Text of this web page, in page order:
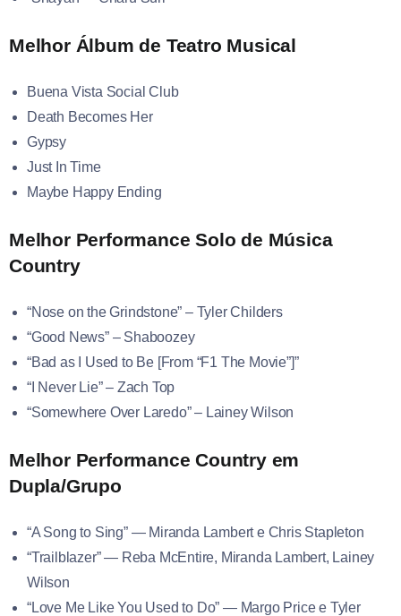
Melhor Álbum de Teatro Musical
Buena Vista Social Club
Death Becomes Her
Gypsy
Just In Time
Maybe Happy Ending
Melhor Performance Solo de Música
Country
“Nose on the Grindstone” – Tyler Childers
“Good News” – Shaboozey
“Bad as I Used to Be [From “F1 The Movie”]”
“I Never Lie” – Zach Top
“Somewhere Over Laredo” – Lainey Wilson
Melhor Performance Country em
Dupla/Grupo
“A Song to Sing” — Miranda Lambert e Chris Stapleton
“Trailblazer” — Reba McEntire, Miranda Lambert, Lainey
Wilson
“Love Me Like You Used to Do” — Margo Price e Tyler